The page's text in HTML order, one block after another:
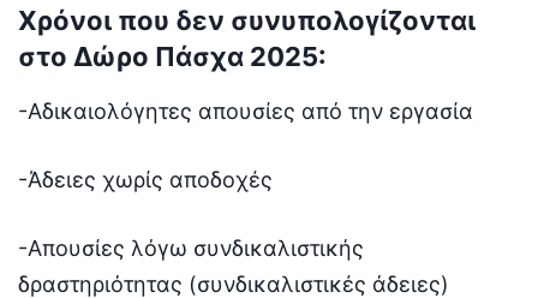
Χρόνοι που δεν συνυπολογίζονται
στο Δώρο Πάσχα 2025:
-Αδικαιολόγητες απουσίες από την εργασία
-Άδειες χωρίς αποδοχές
-Απουσίες λόγω συνδικαλιστικής
δραστηριότητας (συνδικαλιστικές άδειες)